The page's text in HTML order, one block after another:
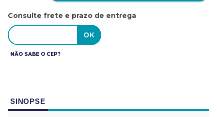
Consulte frete e prazo de entrega
NÃO SABE O CEP?
SINOPSE